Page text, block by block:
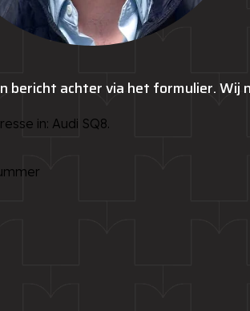
bericht achter via het formulier. Wij
in: Audi SQ8.